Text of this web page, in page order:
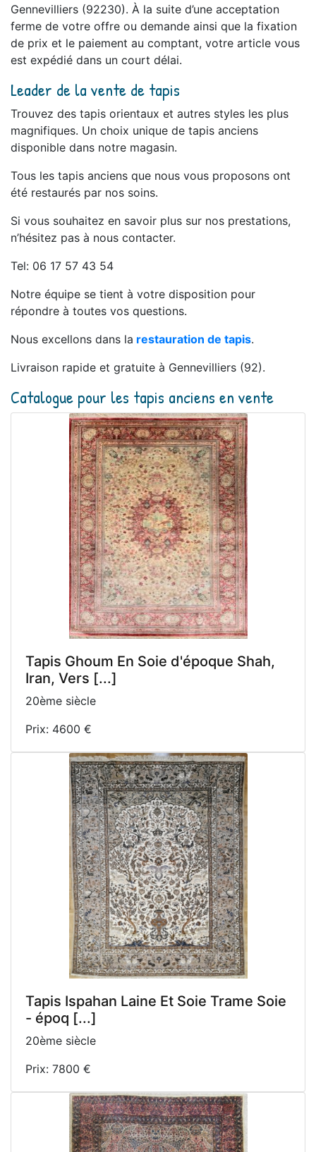
Gennevilliers (92230). À la suite d’une acceptation
ferme de votre offre ou demande ainsi que la fixation
de prix et le paiement au comptant, votre article vous
est expédié dans un court délai.
Leader de la vente de tapis
Trouvez des tapis orientaux et autres styles les plus
magnifiques. Un choix unique de tapis anciens
disponible dans notre magasin.
Tous les tapis anciens que nous vous proposons ont
été restaurés par nos soins.
Si vous souhaitez en savoir plus sur nos prestations,
n’hésitez pas à nous contacter.
Tel: 06 17 57 43 54
Notre équipe se tient à votre disposition pour
répondre à toutes vos questions.
Nous excellons dans la restauration de tapis.
Livraison rapide et gratuite à Gennevilliers (92).
Catalogue pour les tapis anciens en vente
Tapis Ghoum En Soie d'époque Shah,
Iran, Vers [...]
20ème siècle
Prix: 4600 €
Tapis Ispahan Laine Et Soie Trame Soie
- époq [...]
20ème siècle
Prix: 7800 €